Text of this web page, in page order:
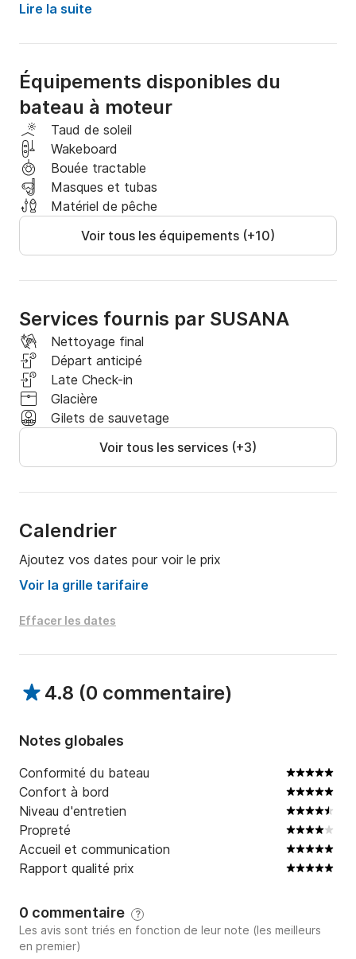
Prêt à être parmi les premiers à l'essayer ?
Réservez dès maintenant et soyez la star de cet été.
Il est entièrement équipé et mesure 6,70 m de long,
convenant ainsi à l'obtention du permis de
navigation.
Échelle de bain, bimini, connexion Bluetooth Spotify,
plateformes de bain, bains de soleil à l'avant et à
l'arrière, port USB, douche d'eau douce.
Consultez nos tarifs à partir de 2 heures de
navigation.
2 heures : 230 €
Demi-journée (4 heures) : 360 €
Journée complète (6 heures) : 460 €
Lire la suite
Équipements disponibles du
bateau à moteur
Taud de soleil
Wakeboard
Bouée tractable
Masques et tubas
Matériel de pêche
Voir tous les équipements (+10)
Services fournis par SUSANA
Nettoyage final
Départ anticipé
Late Check-in
Glacière
Gilets de sauvetage
Voir tous les services (+3)
Calendrier
Ajoutez vos dates pour voir le prix
Voir la grille tarifaire
Effacer les dates
4.8 (0 commentaire)
Notes globales
Conformité du bateau
Confort à bord
Niveau d'entretien
Propreté
Accueil et communication
Rapport qualité prix
0 commentaire ?
Les avis sont triés en fonction de leur note (les meilleurs
en premier)